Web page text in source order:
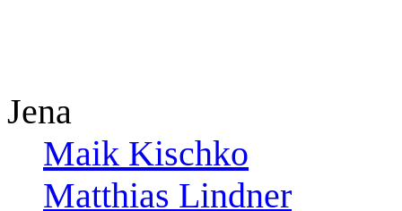
Jena
Maik Kischko
Matthias Lindner